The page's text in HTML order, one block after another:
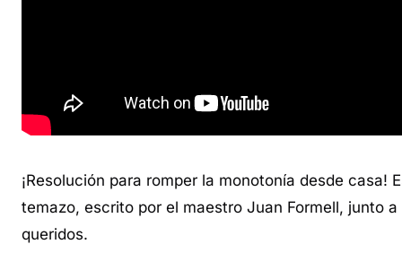
¡Resolución para romper la monotonía desde casa!
temazo, escrito por el maestro Juan Formell, junto
queridos.